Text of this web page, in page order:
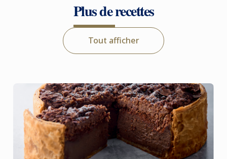
Plus de recettes
Tout afficher